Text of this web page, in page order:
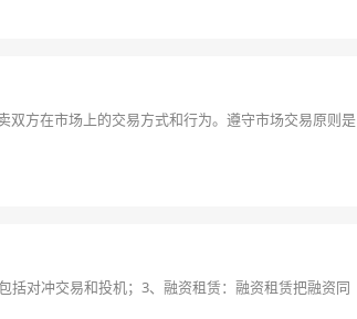
方在市场上的交易方式和行为。遵守市场交易原则是
括对冲交易和投机；3、融资租赁：融资租赁把融资同